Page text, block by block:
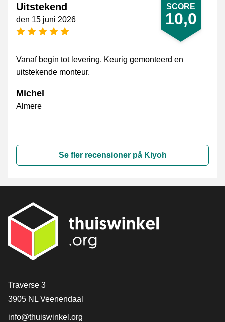
SCORE
10,0
Uitstekend
den 15 juni 2026
[_General:NumberOfStarsPluralFormat]
Vanaf begin tot levering. Keurig gemonteerd en
uitstekende monteur.
Michel
Almere
Se fler recensioner på Kiyoh
[_General:Contact]
Traverse 3
3905 NL Veenendaal
info@thuiswinkel.org